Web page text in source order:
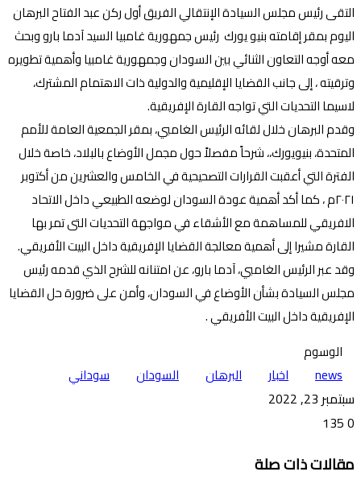
التقى رئيس مجلس السيادة الإنتقالي الفريق أول ركن عبد الفتاح البرهان
اليوم بمقر إقامته بنيو يورك رئيس جمهورية غامبيا السيد آدما بارو وبحث
معه أوجه التعاون الثنائي بين السودان وجمهورية غامبيا وأهمية تطويره
وترقيته ، إلى جانب القضايا الإقليمية والدولية ذات الاهتمام المشترك،
لاسيما التحديات التي تواجه القارة الإفريقية.
وقدم البرهان خلال لقائه الرئيس الغامبي، بمقر الجمعية العامة للأمم
المتحدة، بنيويورك،، شرحاً مفصلاً حول مجمل الأوضاع بالبلاد، خاصة خلال
الفترة التي أعقبت القرارات التصحيحية في الخامس والعشرين من أكتوبر
٢٠٢١م ، كما أكد أهمية عودة السودان لوضعه الطبيعي داخل الاتحاد
الافريقي للمساهمة مع الأشقاء في مواجهة التحديات التى تمر بها
القارة مشيرا إلى أهمية معالجة القضايا الإفريقية داخل البيت الأفريقي.
وقد عبر الرئيس الغامبي، آدما بارو، عن امتنانه للشرح الذي قدمه رئيس
مجلس السيادة بشأن الأوضاع في السودان، وأمن على ضرورة حل القضايا
الإفريقية داخل البيت الأفريقي .
الوسوم
news
اخبار البرهان السودان سوداني
سبتمبر 23, 2022
0
عبر
مقالات ذات صلة